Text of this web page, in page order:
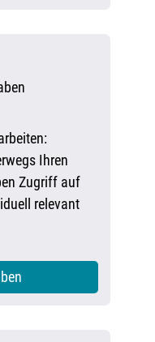
Ihren
Zugriff auf
relevant